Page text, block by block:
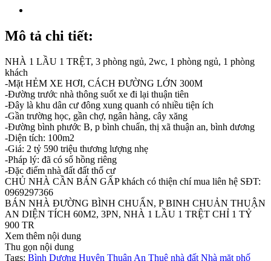
Mô tả chi tiết:
NHÀ 1 LẦU 1 TRỆT, 3 phòng ngủ, 2wc, 1 phòng ngủ, 1 phòng
khách
-Mặt HẺM XE HƠI, CÁCH ĐƯỜNG LỚN 300M
-Đường trước nhà thông suốt xe đi lại thuận tiên
-Đây là khu dân cư đông xung quanh có nhiều tiện ích
-Gần trường học, gần chợ, ngân hàng, cây xăng
-Đường bình phước B, p bình chuẩn, thị xã thuận an, bình dương
-Diện tích: 100m2
-Giá: 2 tỷ 590 triệu thương lượng nhẹ
-Pháp lý: đã có sổ hồng riêng
-Đặc điểm nhà đất đất thổ cư
CHỦ NHÀ CẦN BÁN GẤP khách có thiện chí mua liên hệ SĐT:
0969297366
BÁN NHÀ ĐƯỜNG BÌNH CHUẨN, P BINH CHUẢN THUẬN
AN DIỆN TÍCH 60M2, 3PN, NHÀ 1 LẦU 1 TRỆT CHỈ 1 TỶ
900 TR
Xem thêm nội dung
Thu gọn nội dung
Tags: Bình Dương Huyện Thuận An Thuê nhà đất Nhà mặt phố